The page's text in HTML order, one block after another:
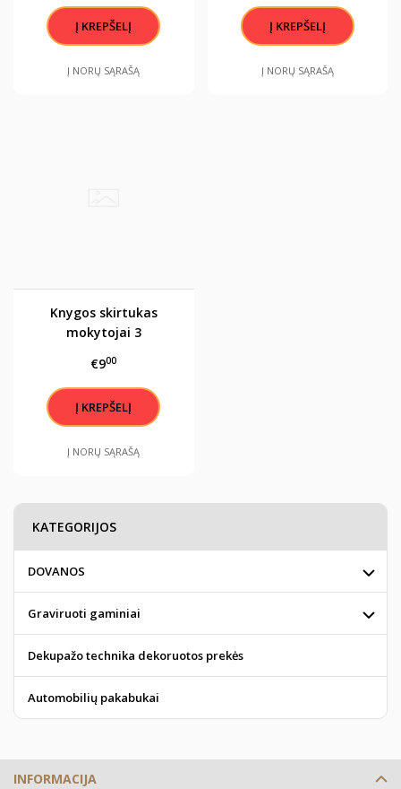
Į NORŲ SĄRAŠĄ Į NORŲ SĄRAŠĄ
Knygos skirtukas
mokytojai 3
€900
Į NORŲ SĄRAŠĄ
KATEGORIJOS
DOVANOS
Graviruoti gaminiai
Dekupažo technika dekoruotos prekės
Automobilių pakabukai
INFORMACIJA